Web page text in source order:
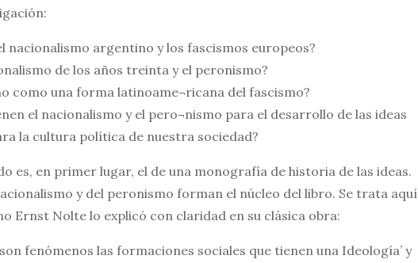
argentino y los fascismos europeos?
de los años treinta y el peronismo?
como una forma latinoame¬ricana del fascismo?
el nacionalismo y el pero¬nismo para el desarrollo de las ideas
la cultura política de nuestra sociedad?
es, en primer lugar, el de una monografía de historia de las ideas.
y del peronismo forman el núcleo del libro. Se trata aquí
Ernst Nolte lo explicó con claridad en su clásica obra:
fenómenos las formaciones sociales que tienen una Ideología’ y